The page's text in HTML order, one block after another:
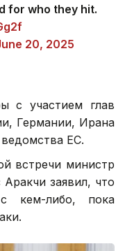
for who they hit.
20, 2025
с участием глав
Германии, Ирана
ЕС.
встречи министр
заявил, что
кем-либо, пока